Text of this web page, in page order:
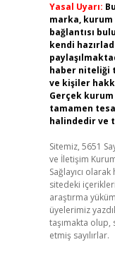
Yasal Uyarı:
marka,
bağlantısı
kendi
haber niteliği
ve kişiler
Gerçek
tamamen
halindedir ve
Sitemiz, 5651
ve İletişim
Sağlayıcı
sitedeki
araştırma
üyelerimiz
taşımakta
etmiş sayılırlar.